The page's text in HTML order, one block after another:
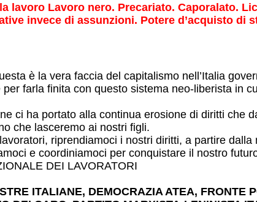
lavoro Lavoro nero. Precariato. Caporalato.
invece di assunzioni. Potere d’acquisto
è la vera faccia del capitalismo nell’Italia
per farla finita con questo sistema neo-liberista in
ci ha portato alla continua erosione di diritti che
che lasceremo ai nostri figli.
riprendiamoci i nostri diritti, a partire
e coordiniamoci per conquistare il nostro
DEI LAVORATORI
ITALIANE, DEMOCRAZIA ATEA, FRONTE